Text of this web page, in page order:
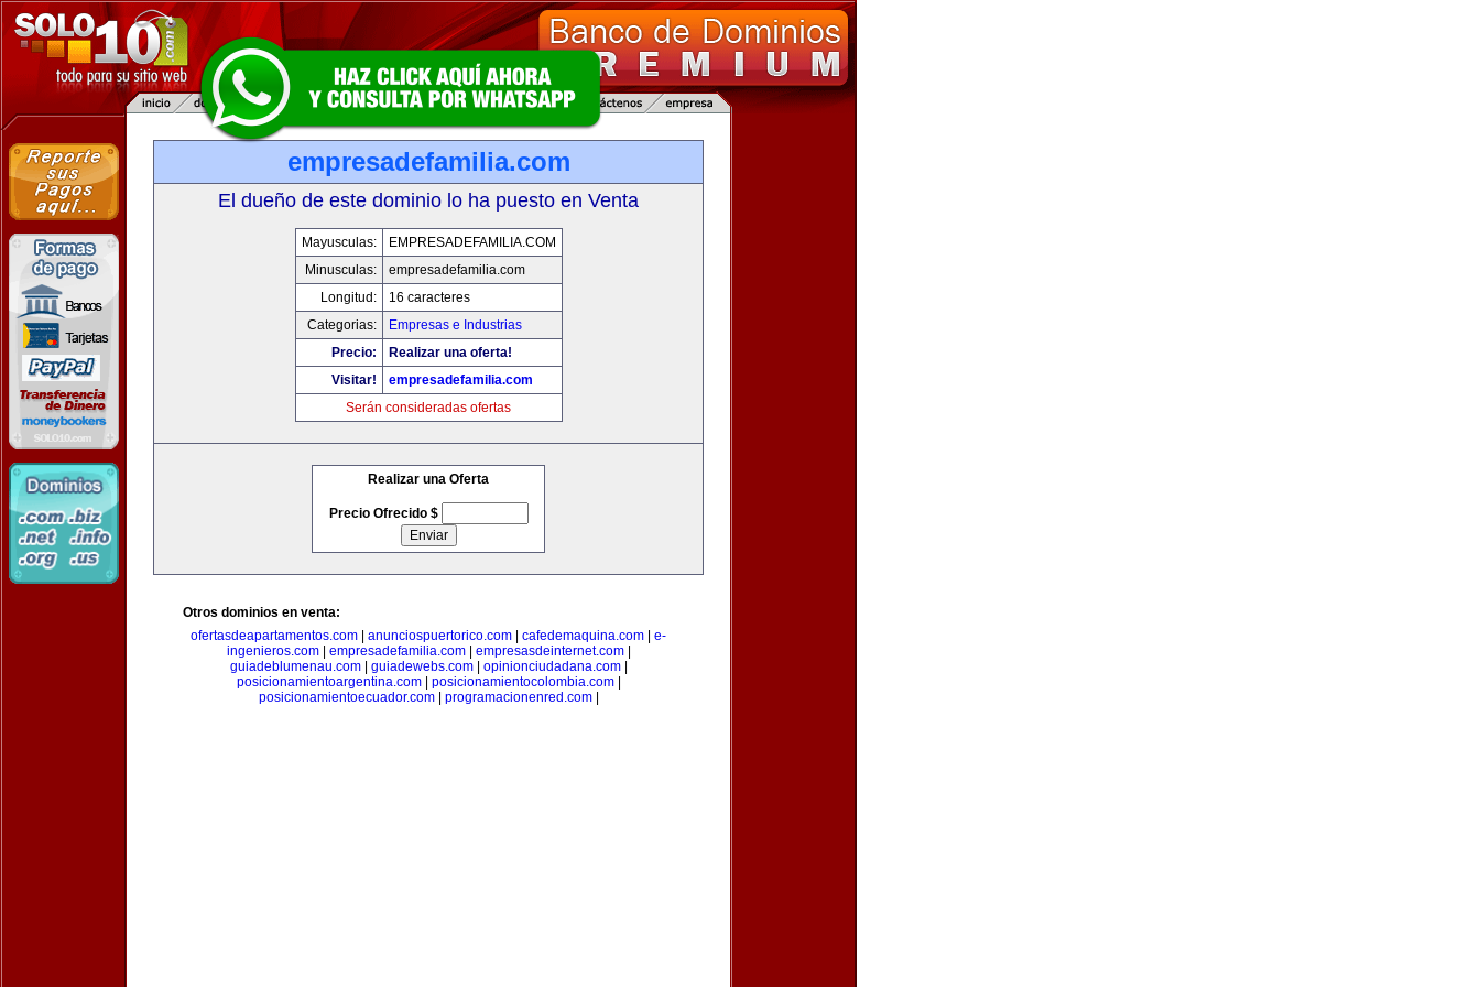
empresadefamilia.com
El dueño de este dominio lo ha puesto en Venta
Mayusculas:
EMPRESADEFAMILIA.COM
Minusculas:
empresadefamilia.com
Longitud:
16 caracteres
Categorias:
Empresas e Industrias
Precio:
Realizar una oferta!
Visitar!
empresadefamilia.com
Serán consideradas ofertas
Realizar una Oferta
Precio Ofrecido $
Otros dominios en venta:
ofertasdeapartamentos.com
anunciospuertorico.com cafedemaquina.com
e-
ingenieros.com| empresadefamilia.com| empresasdeinternet.com|
guiadeblumenau.com| guiadewebs.com| opinionciudadana.com|
posicionamientoargentina.com| posicionamientocolombia.com|
posicionamientoecuador.com| programacionenred.com|